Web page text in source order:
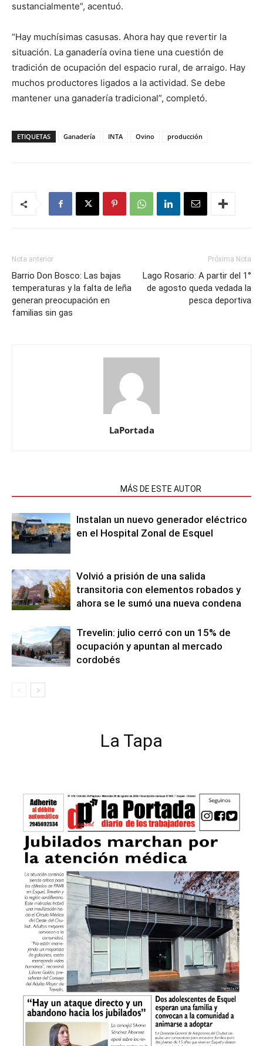
sustancialmente”, acentuó.
“Hay muchísimas casusas. Ahora hay que revertir la
situación. La ganadería ovina tiene una cuestión de
tradición de ocupación del espacio rural, de arraigo. Hay
muchos productores ligados a la actividad. Se debe
mantener una ganadería tradicional”, completó.
ETIQUETAS Ganadería INTA Ovino producción
Nota anterior
Barrio Don Bosco: Las bajas
temperaturas y la falta de leña
generan preocupación en
familias sin gas
Próxima Nota
Lago Rosario: A partir del 1°
de agosto queda vedada la
pesca deportiva
LaPortada
MÁS DE ESTE AUTOR
Instalan un nuevo generador eléctrico
en el Hospital Zonal de Esquel
Volvió a prisión de una salida
transitoria con elementos robados y
ahora se le sumó una nueva condena
Trevelin: julio cerró con un 15% de
ocupación y apuntan al mercado
cordobés
La Tapa